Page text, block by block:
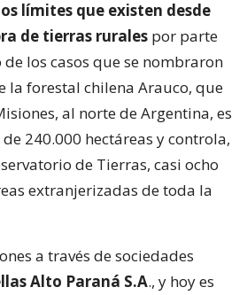
límites que existen desde
de tierras rurales por parte
los casos que se nombraron
la forestal chilena Arauco, que
al norte de Argentina, es
240.000 hectáreas y controla,
de Tierras, casi ocho
extranjerizadas de toda la
a través de sociedades
Alto Paraná S.A., y hoy es